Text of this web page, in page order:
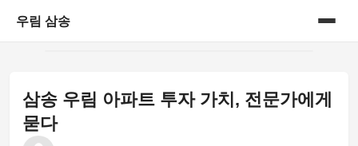
우림 삼송
게시판
삼송 우림 아파트 투자 가치, 전문가에게
묻다